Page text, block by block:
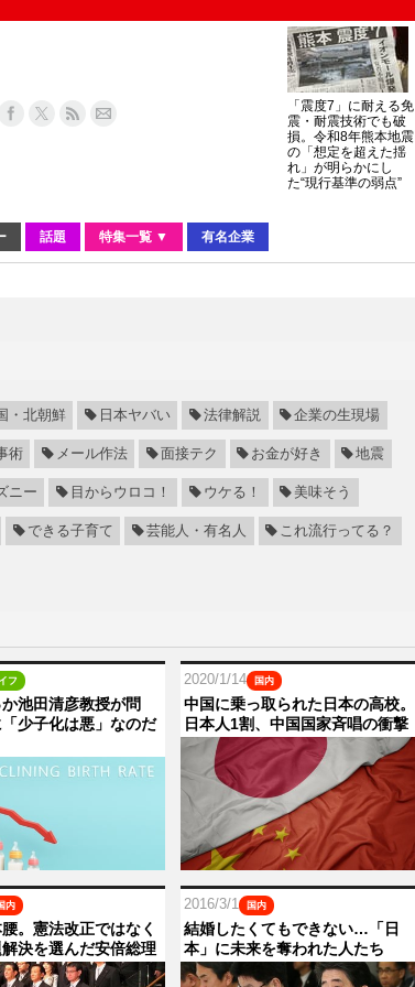
「震度7」に耐える免
震・耐震技術でも破
損。令和8年熊本地震
の「想定を超えた揺
れ」が明らかにし
た“現行基準の弱点”
話題 特集一覧 ▼ 有名企業
・北朝鮮 日本ヤバい 法律解説 企業の生現場
術 メール作法 面接テク お金が好き 地震
ニー 目からウロコ！ ウケる！ 美味そう
できる子育て 芸能人・有名人 これ流行ってる？
フ
池田清彦教授が問
少子化は悪」なのだ
2020/1/14 国内
中国に乗っ取られた日本の高校。
日本人1割、中国国家斉唱の衝撃
内
。憲法改正ではなく
決を選んだ安倍総理
2016/3/1 国内
結婚したくてもできない…「日
本」に未来を奪われた人たち